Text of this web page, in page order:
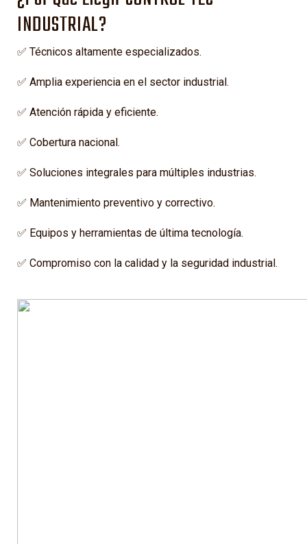
INDUSTRIAL?
✅ Técnicos altamente especializados.
✅ Amplia experiencia en el sector industrial.
✅ Atención rápida y eficiente.
✅ Cobertura nacional.
✅ Soluciones integrales para múltiples industrias.
✅ Mantenimiento preventivo y correctivo.
✅ Equipos y herramientas de última tecnología.
✅ Compromiso con la calidad y la seguridad industrial.